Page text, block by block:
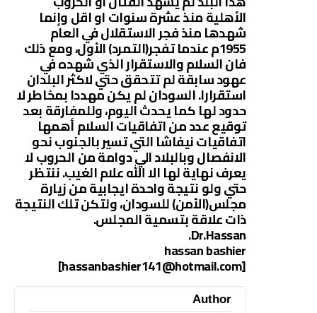
الأهلية منذ عشرة سنوات او اقل وإنما
شهدها منذ فجر الاستقلال في العام
1955م عندما تفجر(التمرد) الأول، ومع ذلك
فان السلام والاستقرار الذي شهده في
عهود سابقة لم تتحقق حتي لاكثر البلدان
استقرارا. السودان لم يكن مهددا بمخاطر لا
حدود لها كما يحدث اليوم، وللمفارقة بعد
توقيع عدد من اتفاقيات السلام أهمها
اتفاقيات نيفاشا التي تسير بالجنوب نحو
الانفصال وبالبلاد الي دوامة من الحروب لا
يعرف نهاية لها الا الله علام الغيب. ننتظر
حتي ولو نتيجة واحدة ايجابية من زيارة
مجلس(الأمن) للسودان، ولتكن تلك النتيجة
ذات علاقة بتسمية المجلس.
Dr.Hassan.
hassan bashier
[hassanbashier141@hotmail.com]
Author